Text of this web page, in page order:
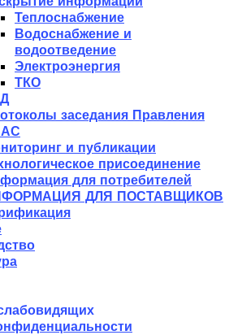
Теплоснабжение
Водоснабжение и
водоотведение
Электроэнергия
ТКО
заседания Правления
и публикации
присоединение
для потребителей
ДЛЯ ПОСТАВЩИКОВ